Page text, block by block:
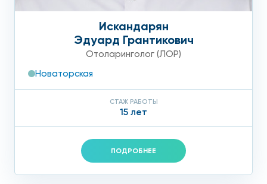
Искандарян
Эдуард Грантикович
Отоларинголог (ЛОР)
Новаторская
СТАЖ РАБОТЫ
15 лет
ПОДРОБНЕЕ